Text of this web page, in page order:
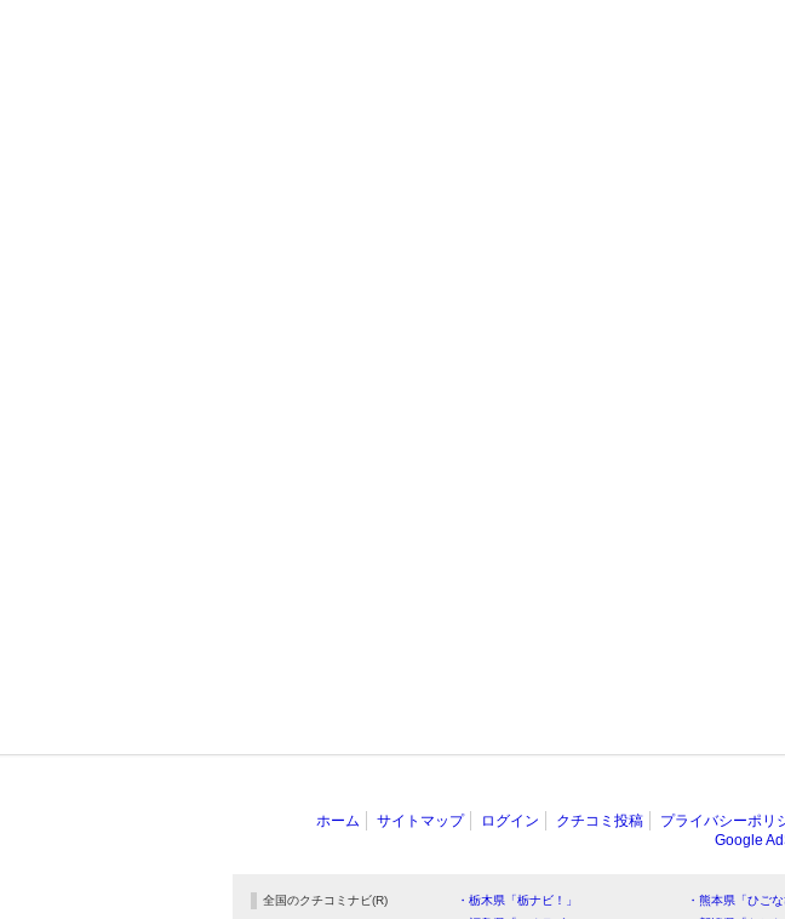
ホーム サイトマップ ログイン クチコミ投稿 プライバシーポリ
Google
全国のクチコミナビ(R) ・栃木県「栃ナビ！」 ・熊本県「ひごな